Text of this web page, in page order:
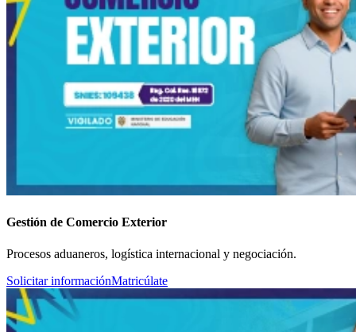
Gestión de Comercio Exterior
Procesos aduaneros, logística internacional y negociación.
Solicitar informaciónMatricúlate